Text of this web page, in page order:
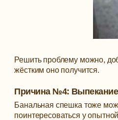
Решить проблему можно,
жёстким оно получится.
Причина №4: Выпекание
Банальная спешка тоже
поинтересоваться у